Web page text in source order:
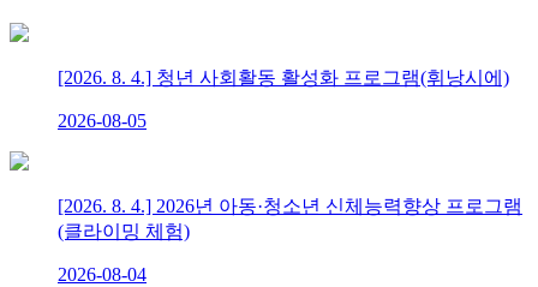
[2026. 8. 4.] 청년 사회활동 활성화 프로그램(휘낭시에)
2026-08-05
[2026. 8. 4.] 2026년 아동·청소년 신체능력향상 프로그램
(클라이밍 체험)
2026-08-04